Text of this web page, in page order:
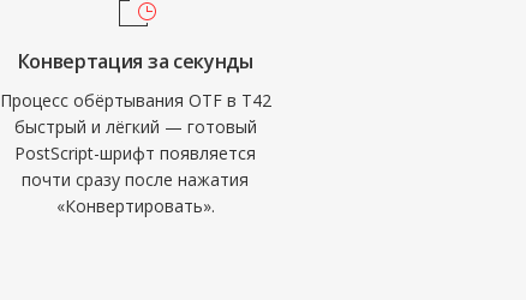
Конвертация за секунды
Процесс обёртывания OTF в T42
быстрый и лёгкий — готовый
PostScript-шрифт появляется
почти сразу после нажатия
«Конвертировать».